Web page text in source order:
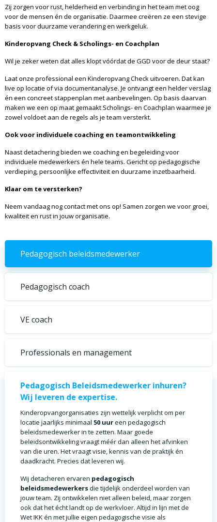
Zij zorgen voor rust, helderheid en verbinding in het team met oog
voor de mensen én de organisatie. Daarmee creëren ze een stevige
basis voor duurzame verandering en werkgeluk.
Kinderopvang Check & Scholings- en Coachplan
Wil je zeker weten dat alles klopt vóórdat de GGD voor de deur staat?
Laat onze professional een Kinderopvang Check uitvoeren. Dat kan
live op locatie of via documentanalyse. Je ontvangt een helder verslag
én een concreet stappenplan met aanbevelingen. Op basis daarvan
maken we een op maat gemaakt Scholings- en Coachplan waarmee je
zowel voldoet aan de regels als je team versterkt.
Ook voor individuele coaching en teamontwikkeling
Naast detachering bieden we coaching en begeleiding voor
individuele medewerkers én hele teams. Gericht op pedagogische
verdieping, persoonlijke effectiviteit en duurzame inzetbaarheid.
Klaar om te versterken?
Neem vandaag nog contact met ons op! Samen zorgen we voor groei,
kwaliteit en rust in jouw organisatie.
Pedagogisch beleidsmedewerker
Pedagogisch coach
VE coach
Professionals en management
Pedagogisch Beleidsmedewerker inhuren?
Wij leveren de expertise.
Kinderopvangorganisaties zijn wettelijk verplicht om per
locatie jaarlijks minimaal 50 uureen pedagogisch
beleidsmedewerker in te zetten. Maar goede
beleidsontwikkeling vraagt méér dan alleen het afvinken
van die uren. Het vraagt visie, kennis van de praktijk én
daadkracht. Precies dat leveren wij.
Wij detacheren ervaren pedagogisch
beleidsmedewerkersdie tijdelijk onderdeel worden van
jouw team. Zij ontwikkelen niet alleen beleid, maar zorgen
ook dat het écht landt op de werkvloer. Altijd in lijn met de
Wet IKK én met jullie eigen pedagogische visie als